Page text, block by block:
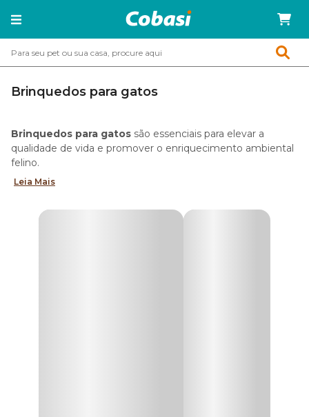
Brinquedos para gatos
Brinquedos para gatos são essenciais para elevar a
qualidade de vida e promover o enriquecimento ambiental
felino.
rotina mais ativa e interessante dentro de casa.
Leia Mais